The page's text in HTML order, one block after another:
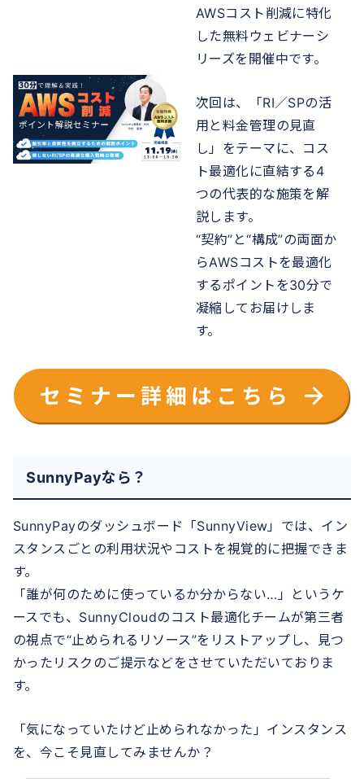
AWSコスト削減に特化
した無料ウェビナーシ
リーズを開催中です。
次回は、「RI／SPの活
用と料金管理の見直
し」をテーマに、コス
ト最適化に直結する4
つの代表的な施策を解
説します。
“契約”と“構成”の両面か
らAWSコストを最適化
するポイントを30分で
凝縮してお届けしま
す。
SunnyPayなら？
SunnyPayのダッシュボード「SunnyView」では、イン
スタンスごとの利用状況やコストを視覚的に把握できま
す。
「誰が何のために使っているか分からない…」というケ
ースでも、SunnyCloudのコスト最適化チームが第三者
の視点で“止められるリソース”をリストアップし、見つ
かったリスクのご提示などをさせていただいておりま
す。
「気になっていたけど止められなかった」インスタンス
を、今こそ見直してみませんか？